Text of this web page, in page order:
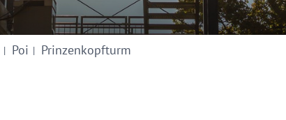
Poi Prinzenkopfturm